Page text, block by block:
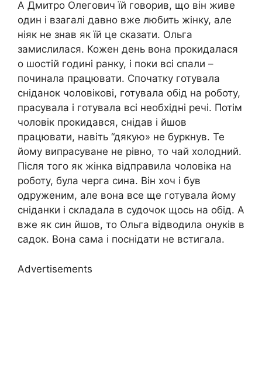
А Дмитро Олегович їй говорив, що він живе
один і взагалі давно вже любить жінку, але
ніяк не знав як їй це сказати. Ольга
замислилася. Кожен день вона прокидалася
о шостій годині ранку, і поки всі спали –
починала працювати. Спочатку готувала
сніданок чоловікові, готувала обід на роботу,
прасувала і готувала всі необхідні речі. Потім
чоловік прокидався, снідав і йшов
працювати, навіть “дякую» не буркнув. Те
йому випрасуване не рівно, то чай холодний.
Після того як жінка відправила чоловіка на
роботу, була черга сина. Він хоч і був
одруженим, але вона все ще готувала йому
сніданки і складала в судочок щось на обід. А
вже як син йшов, то Ольга відводила онуків в
садок. Вона сама і поснідати не встигала.
Advertisements